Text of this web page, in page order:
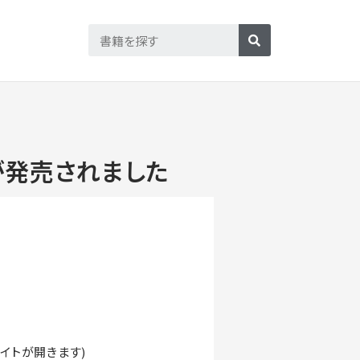
売されました
トが開きます)